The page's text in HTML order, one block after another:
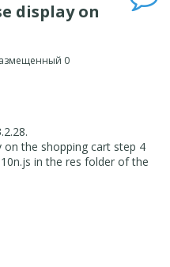
display on
0
on the shopping cart step 4
in the res folder of the